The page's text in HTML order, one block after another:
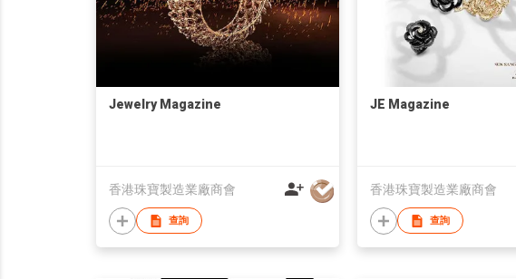
Jewelry Magazine
香港珠寶製造業廠商會
查詢
JE Magazine
香港珠寶製造業廠商會
查詢